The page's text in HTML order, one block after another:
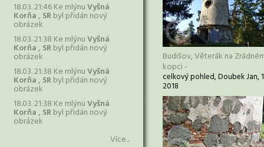
18.03. 21:46 Ke mlýnuVyšná
Korňa , SRbyl přidán nový
obrázek
18.03. 21:38 Ke mlýnuVyšná
Korňa , SRbyl přidán nový
obrázek
18.03. 21:38 Ke mlýnuVyšná
Korňa , SRbyl přidán nový
obrázek
18.03. 21:38 Ke mlýnuVyšná
Korňa , SRbyl přidán nový
obrázek
Více...
Budišov, Věterák na
kopci -
celkový pohled, Doubek Jan,
2018